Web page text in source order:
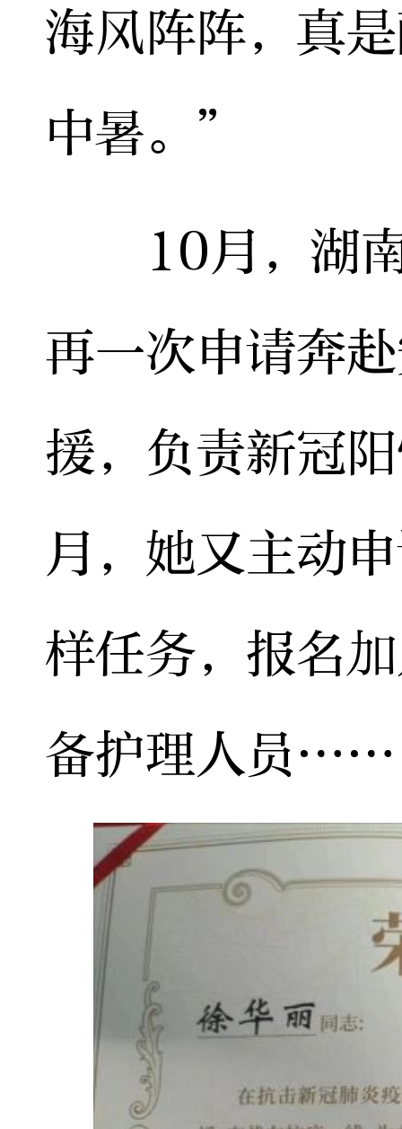
海风阵阵，真
中暑。”
10月，湖南
再一次申请奔
援，负责新冠
月，她又主动
样任务，报名
备护理人员……